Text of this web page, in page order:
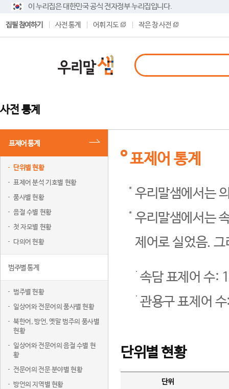
이 누리집은 대한민국 공식 전자정부 누리집입니다.
집필 참여하기 사전 통계 어휘 지도 작은 창 사전
사전 통계
표제어 통계
단위별 현황
표제어 분석 기호별 현황
품사별 현황
음절 수별 현황
첫 자모별 현황
다의어 현황
범주별 통계
범주별 현황
일상어와 전문어의 품사별 현황
북한어, 방언, 옛말 범주의 품사별
현황
일상어와 전문어의 음절 수별 현
황
전문어의 전문 분야별 현황
방언의 지역별 현황
표제어 통계
우리말샘에서는
우리말샘에서는
제어로 실었음.
속담 표제어 수:
관용구 표제어
단위별 현황
단위